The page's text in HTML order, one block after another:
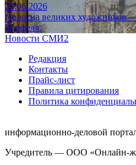
23.06.2026
Полотна великих художников
Верфеля.
Новости СМИ2
Редакция
Контакты
Прайс-лист
Правила цитирования
Политика
информационно-деловой
Учредитель — ООО «Онлайн-